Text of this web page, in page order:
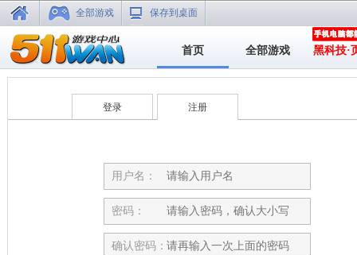
全部游戏 保存到桌面
首页 全部游戏 黑科技·
登录 注册
用户名：
密码：
确认密码：